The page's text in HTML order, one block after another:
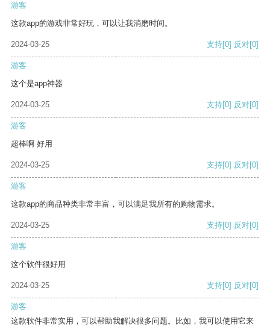
游客
这款app的游戏非常好玩，可以让我消磨时间。
2024-03-25 支持[0] 反对[0]
游客
这个是app神器
2024-03-25 支持[0] 反对[0]
游客
超棒啊 好用
2024-03-25 支持[0] 反对[0]
游客
这款app的商品种类非常丰富，可以满足我所有的购物需求。
2024-03-25 支持[0] 反对[0]
游客
这个软件很好用
2024-03-25 支持[0] 反对[0]
游客
这款软件非常实用，可以帮助我解决很多问题。比如，我可以使用它来